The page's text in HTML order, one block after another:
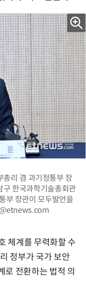
총리 겸 과기정통부 장
한국과학기술총회관
부 장관이 모두발언을
체계를 무력화할 수
정부가 국가 보안
로 전환하는 법적 의